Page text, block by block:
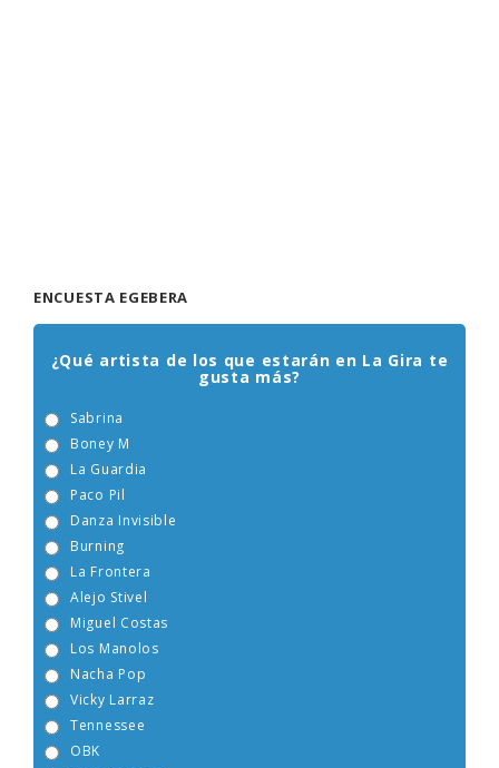
ENCUESTA EGEBERA
¿Qué artista de los que estarán en La Gira te
gusta más?
Sabrina
Boney M
La Guardia
Paco Pil
Danza Invisible
Burning
La Frontera
Alejo Stivel
Miguel Costas
Los Manolos
Nacha Pop
Vicky Larraz
Tennessee
OBK